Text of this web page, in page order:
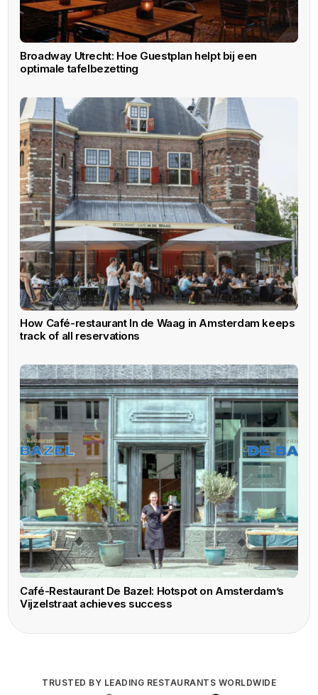
Broadway Utrecht: Hoe Guestplan helpt bij een
optimale tafelbezetting
How Café-restaurant In de Waag in Amsterdam keeps
track of all reservations
Café-Restaurant De Bazel: Hotspot on Amsterdam’s
Vijzelstraat achieves success
TRUSTED BY LEADING RESTAURANTS WORLDWIDE